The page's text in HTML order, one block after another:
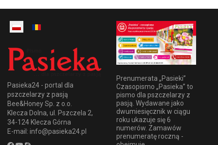
Pasieka24 - portal dla
pszczelarzy z pasją
Bee&Honey Sp. z o.o.
Klecza Dolna, ul. Pszczela 2,
34-124 Klecza Górna
E-mail: info@pasieka24.pl
Prenumerata „Pasieki”
Czasopismo „Pasieka” to
pismo dla pszczelarzy z
pasją. Wydawane jako
dwumiesięcznik w ciągu
roku ukazuje się 6
numerów. Zamawów
prenumeratę roczną -